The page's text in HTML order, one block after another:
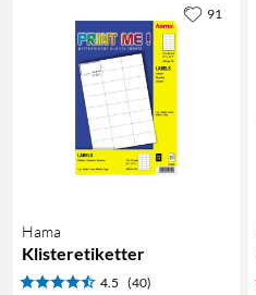
Hama
Klisteretiketter
4.5 (40)
91